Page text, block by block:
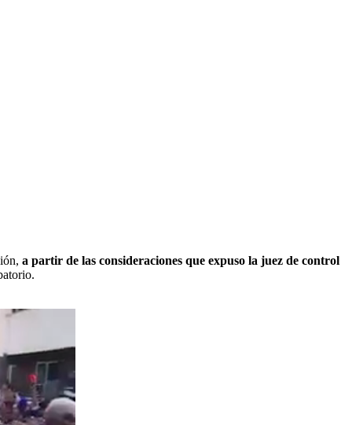
a partir de las consideraciones que expuso la juez de control